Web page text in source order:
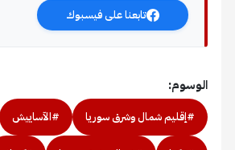
تابعنا على فيسبوك
الوسوم:
#إقليم شمال وشرق سوريا #الآساييش